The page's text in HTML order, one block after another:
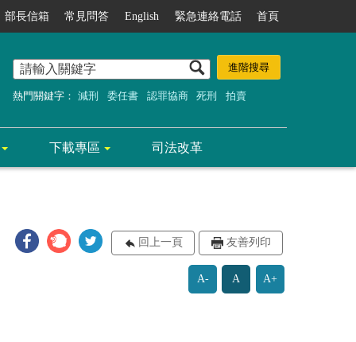
部長信箱 常見問答 English 緊急連絡電話 首頁
熱門關鍵字： 減刑 委任書 認罪協商 死刑 拍賣
下載專區 司法改革
回上一頁 友善列印
A- A A+